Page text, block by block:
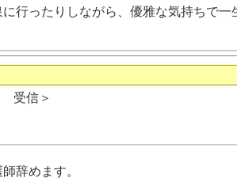
行ったりしながら、優雅な気持ちで一
受信＞
辞めます。